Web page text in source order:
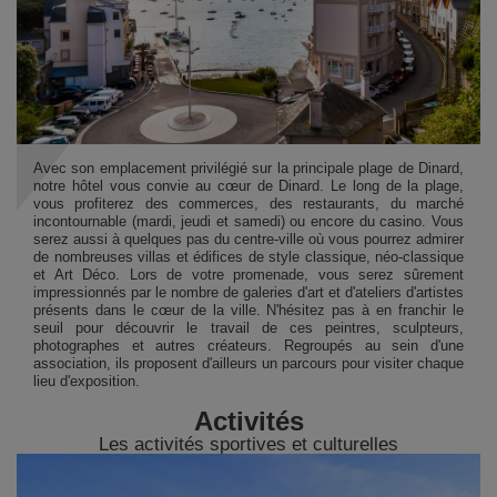
Avec son emplacement privilégié sur la principale plage de Dinard,
notre hôtel vous convie au cœur de Dinard. Le long de la plage,
vous profiterez des commerces, des restaurants, du marché
incontournable (mardi, jeudi et samedi) ou encore du casino. Vous
serez aussi à quelques pas du centre-ville où vous pourrez admirer
de nombreuses villas et édifices de style classique, néo-classique
et Art Déco. Lors de votre promenade, vous serez sûrement
impressionnés par le nombre de galeries d'art et d'ateliers d'artistes
présents dans le cœur de la ville. N'hésitez pas à en franchir le
seuil pour découvrir le travail de ces peintres, sculpteurs,
photographes et autres créateurs. Regroupés au sein d'une
association, ils proposent d'ailleurs un parcours pour visiter chaque
lieu d'exposition.
Activités
Les activités sportives et culturelles